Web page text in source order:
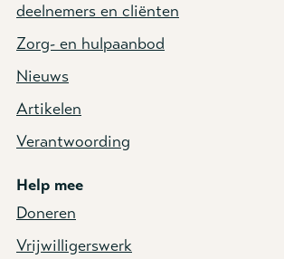
deelnemers en cliënten
Zorg- en hulpaanbod
Nieuws
Artikelen
Verantwoording
Help mee
Doneren
Vrijwilligerswerk